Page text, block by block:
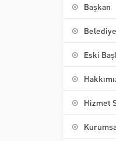
Başkan
Eski
Hizmet